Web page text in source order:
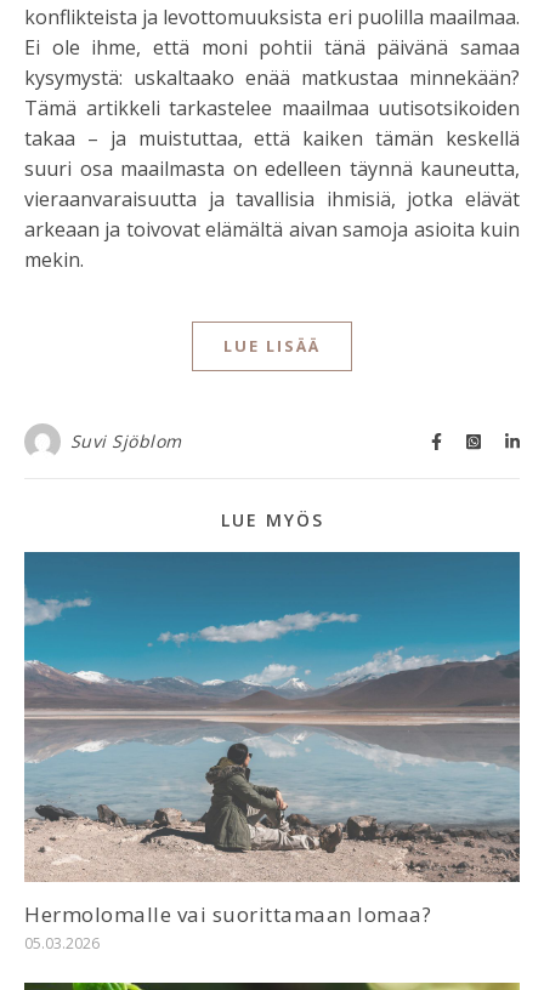
konflikteista ja levottomuuksista eri puolilla maailmaa.
Ei ole ihme, että moni pohtii tänä päivänä samaa
kysymystä: uskaltaako enää matkustaa minnekään?
Tämä artikkeli tarkastelee maailmaa uutisotsikoiden
takaa – ja muistuttaa, että kaiken tämän keskellä
suuri osa maailmasta on edelleen täynnä kauneutta,
vieraanvaraisuutta ja tavallisia ihmisiä, jotka elävät
arkeaan ja toivovat elämältä aivan samoja asioita kuin
mekin.
LUE LISÄÄ
Suvi Sjöblom
LUE MYÖS
Hermolomalle vai suorittamaan lomaa?
05.03.2026